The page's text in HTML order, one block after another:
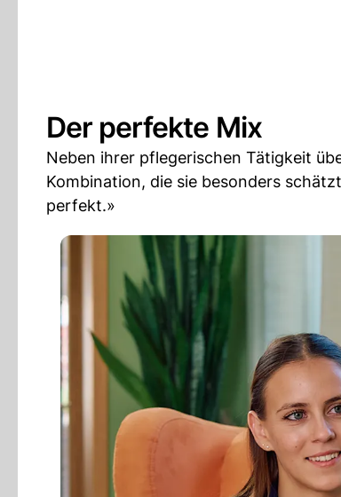
Der perfekte Mix
Neben ihrer pflegerischen Tätigkeit
Kombination, die sie besonders
perfekt.»